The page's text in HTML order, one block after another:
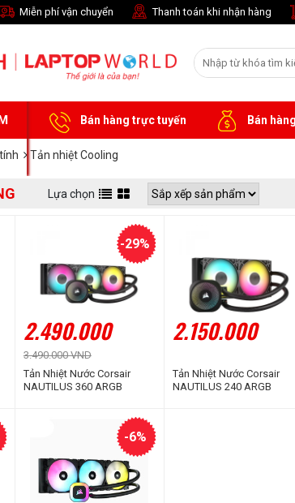
Miễn phí vận chuyển Thanh toán khi nhận hàng
Bán hàng trực tuyến Bán
Tản nhiệt Cooling
Lựa chọn
2.490.000
3.490.000 VND
-29%
Tản Nhiệt Nước Corsair
NAUTILUS 360 ARGB
2.150.000
Tản Nhiệt Nước Corsair
NAUTILUS 240 ARGB
-6%